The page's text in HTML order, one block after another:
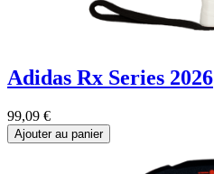
Adidas Rx Series 2026
99,09 €
Ajouter au panier